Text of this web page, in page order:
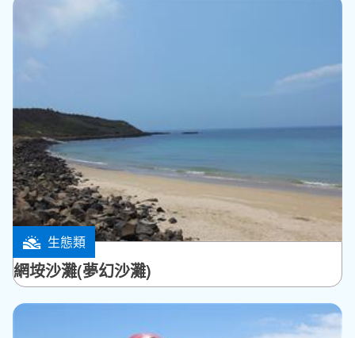
生態類
西嶼鄉
網垵沙灘(夢幻沙灘)